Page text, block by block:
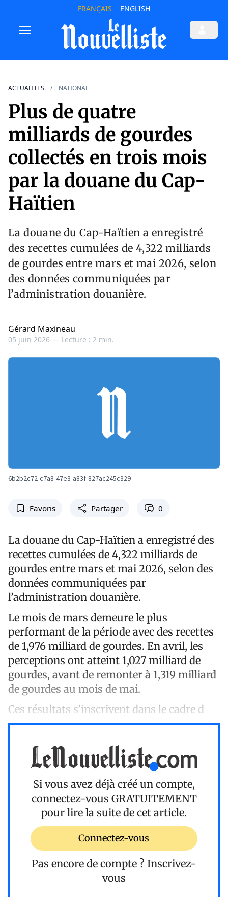
FRANÇAIS ENGLISH
ACTUALITES NATIONAL
Plus de quatre
milliards de gourdes
collectés en trois mois
par la douane du Cap-
Haïtien
La douane du Cap-Haïtien a enregistré
des recettes cumulées de 4,322 milliards
de gourdes entre mars et mai 2026, selon
des données communiquées par
l’administration douanière.
Gérard Maxineau
05 juin 2026 — Lecture : 2 min.
6b2b2c72-c7a8-47e3-a83f-827ac245c329
Favoris Partager 0
La douane du Cap-Haïtien a enregistré des
recettes cumulées de 4,322 milliards de
gourdes entre mars et mai 2026, selon des
données communiquées par
l’administration douanière.
Le mois de mars demeure le plus
performant de la période avec des recettes
de 1,976 milliard de gourdes. En avril, les
perceptions ont atteint 1,027 milliard de
gourdes, avant de remonter à 1,319 milliard
de gourdes au mois de mai.
Ces résultats s’inscrivent dans le cadre d
Si vous avez déjà créé un compte,
connectez-vous GRATUITEMENT
pour lire la suite de cet article.
Connectez-vous
Pas encore de compte ? Inscrivez-
vous